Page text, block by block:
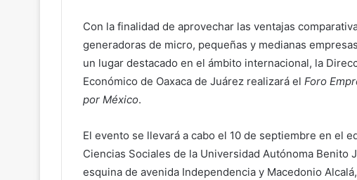
Con la finalidad de aprovechar las ventajas
generadoras de micro, pequeñas y medianas
un lugar destacado en el ámbito internacional, la
Económico de Oaxaca de Juárez realizará el Foro
por México.
El evento se llevará a cabo el 10 de septiembre en el
Ciencias Sociales de la Universidad Autónoma Benito
esquina de avenida Independencia y Macedonio